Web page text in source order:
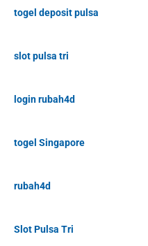
togel deposit pulsa
slot pulsa tri
login rubah4d
togel Singapore
rubah4d
Slot Pulsa Tri